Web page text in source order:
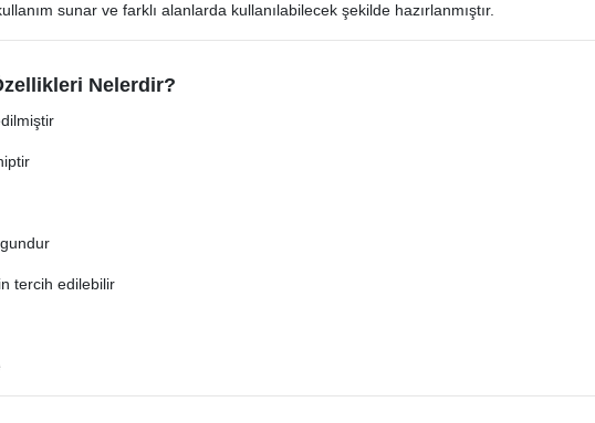
sunar ve farklı alanlarda kullanılabilecek şekilde hazırlanmıştır.
Nelerdir?
tercih edilebilir